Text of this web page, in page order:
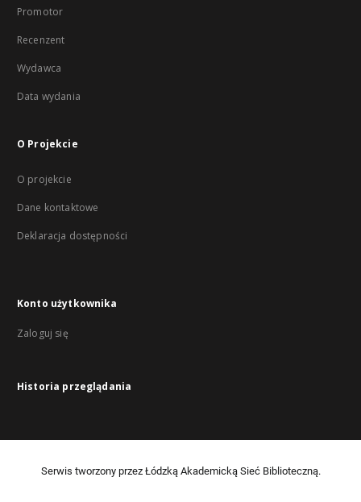
Promotor
Recenzent
Wydawca
Data wydania
O Projekcie
O projekcie
Dane kontaktowe
Deklaracja dostępności
Konto użytkownika
Zaloguj się
Historia przeglądania
Serwis tworzony przez Łódzką Akademicką Sieć Biblioteczną.